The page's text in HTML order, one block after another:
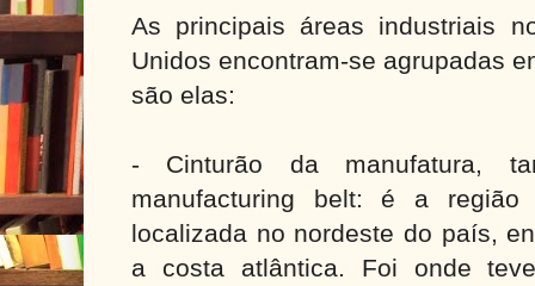
As principais áreas industriais
Unidos encontram-se agrupadas
são elas:
- Cinturão da manufatura,
manufacturing belt: é a região
localizada no nordeste do país,
a costa atlântica. Foi onde